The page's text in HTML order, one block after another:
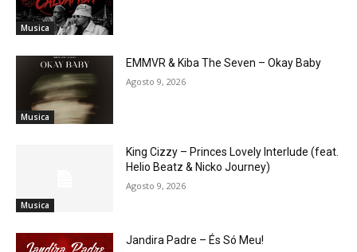
Musica
Musica
EMMVR & Kiba The Seven – Okay Baby
Agosto 9, 2026
Musica
King Cizzy – Princes Lovely Interlude (feat.
Helio Beatz & Nicko Journey)
Agosto 9, 2026
Jandira Padre – És Só Meu!